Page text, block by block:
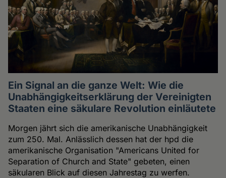
Ein Signal an die ganze Welt: Wie die
Unabhängigkeitserklärung der Vereinigten
Staaten eine säkulare Revolution einläutete
Morgen jährt sich die amerikanische Unabhängigkeit
zum 250. Mal. Anlässlich dessen hat der hpd die
amerikanische Organisation "Americans United for
Separation of Church and State" gebeten, einen
säkularen Blick auf diesen Jahrestag zu werfen.